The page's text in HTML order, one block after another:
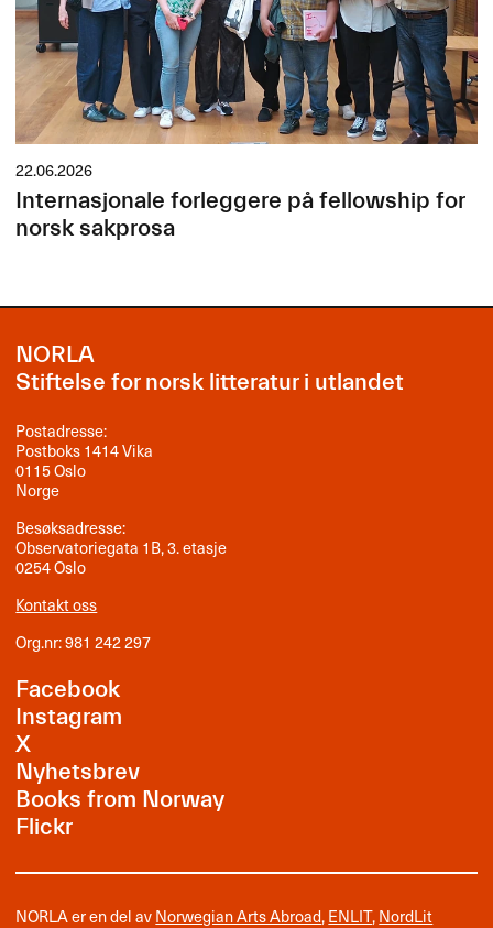
22.06.2026
Internasjonale forleggere på fellowship for
norsk sakprosa
NORLA
Stiftelse for norsk litteratur i utlandet
Postadresse:
Postboks 1414 Vika
0115 Oslo
Norge
Besøksadresse:
Observatoriegata 1B, 3. etasje
0254 Oslo
Kontakt oss
Org.nr: 981 242 297
Facebook
Instagram
X
Nyhetsbrev
Books from Norway
Flickr
NORLA er en del avNorwegian Arts Abroad,ENLIT,NordLit